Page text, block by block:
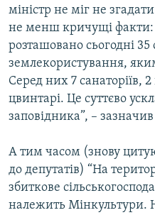
міністр не міг не
не менш кричущі факти:
розташовано сьогодні 35
землекористування,
Серед них 7 санаторіїв,
цвинтарі. Це суттєво
заповідника”, –
А тим часом (знову
до депутатів) “На
збиткове
належить Мінкультури.